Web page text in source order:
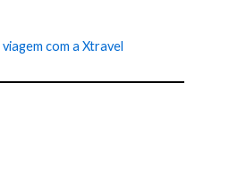
com a Xtravel